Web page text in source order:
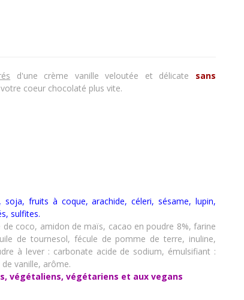
d'une crème vanille veloutée et délicate sans
coeur chocolaté plus vite.
fruits à coque, arachide, céleri, sésame, lupin,
, sulfites.
de coco, amidon de maïs, cacao en poudre 8%, farine
de tournesol, fécule de pomme de terre, inuline,
à lever : carbonate acide de sodium, émulsifiant :
vanille, arôme.
végétaliens, végétariens et aux vegans